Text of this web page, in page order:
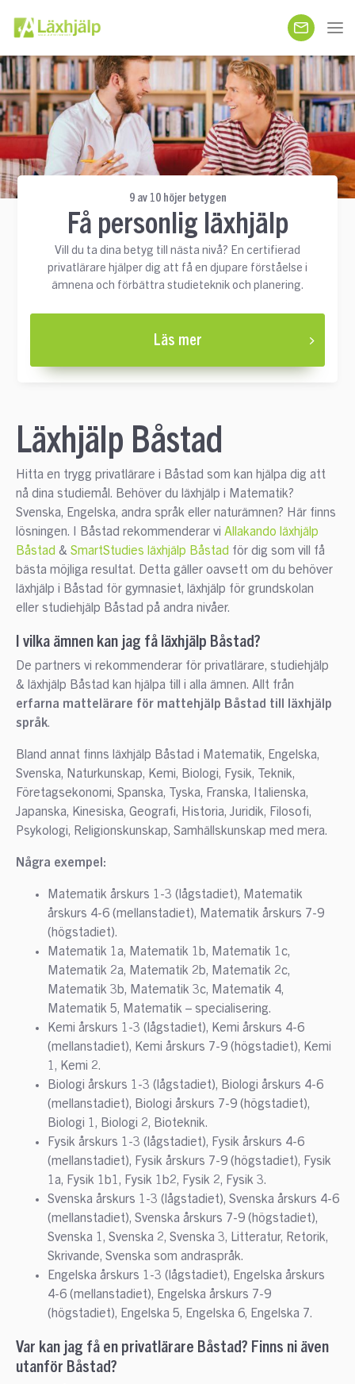
9 av 10 höjer betygen
Få personlig läxhjälp
Vill du ta dina betyg till nästa nivå? En certifierad
privatlärare hjälper dig att få en djupare förståelse i
ämnena och förbättra studieteknik och planering.
Läs mer
Läxhjälp Båstad
Hitta en trygg privatlärare i Båstad som kan hjälpa dig att
nå dina studiemål. Behöver du läxhjälp i Matematik?
Svenska, Engelska, andra språk eller naturämnen? Här finns
lösningen. I Båstad rekommenderar vi Allakando läxhjälp
Båstad & SmartStudies läxhjälp Båstad för dig som vill få
bästa möjliga resultat. Detta gäller oavsett om du behöver
läxhjälp i Båstad för gymnasiet, läxhjälp för grundskolan
eller studiehjälp Båstad på andra nivåer.
I vilka ämnen kan jag få läxhjälp Båstad?
De partners vi rekommenderar för privatlärare, studiehjälp
& läxhjälp Båstad kan hjälpa till i alla ämnen. Allt från
erfarna mattelärare för mattehjälp Båstad till läxhjälp
språk.
Bland annat finns läxhjälp Båstad i Matematik, Engelska,
Svenska, Naturkunskap, Kemi, Biologi, Fysik, Teknik,
Företagsekonomi, Spanska, Tyska, Franska, Italienska,
Japanska, Kinesiska, Geografi, Historia, Juridik, Filosofi,
Psykologi, Religionskunskap, Samhällskunskap med mera.
Några exempel:
Matematik årskurs 1-3 (lågstadiet), Matematik
årskurs 4-6 (mellanstadiet), Matematik årskurs 7-9
(högstadiet).
Matematik 1a, Matematik 1b, Matematik 1c,
Matematik 2a, Matematik 2b, Matematik 2c,
Matematik 3b, Matematik 3c, Matematik 4,
Matematik 5, Matematik – specialisering.
Kemi årskurs 1-3 (lågstadiet), Kemi årskurs 4-6
(mellanstadiet), Kemi årskurs 7-9 (högstadiet), Kemi
1, Kemi 2.
Biologi årskurs 1-3 (lågstadiet), Biologi årskurs 4-6
(mellanstadiet), Biologi årskurs 7-9 (högstadiet),
Biologi 1, Biologi 2, Bioteknik.
Fysik årskurs 1-3 (lågstadiet), Fysik årskurs 4-6
(mellanstadiet), Fysik årskurs 7-9 (högstadiet), Fysik
1a, Fysik 1b1, Fysik 1b2, Fysik 2, Fysik 3.
Svenska årskurs 1-3 (lågstadiet), Svenska årskurs 4-6
(mellanstadiet), Svenska årskurs 7-9 (högstadiet),
Svenska 1, Svenska 2, Svenska 3, Litteratur, Retorik,
Skrivande, Svenska som andraspråk.
Engelska årskurs 1-3 (lågstadiet), Engelska årskurs
4-6 (mellanstadiet), Engelska årskurs 7-9
(högstadiet), Engelska 5, Engelska 6, Engelska 7.
Var kan jag få en privatlärare Båstad? Finns ni även
utanför Båstad?